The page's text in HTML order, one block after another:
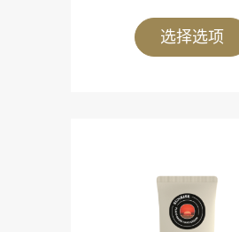
选择选项